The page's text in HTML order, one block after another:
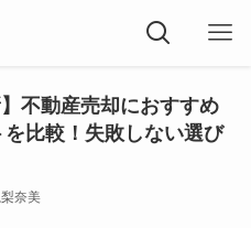
】不動産売却におすすめ
比較！失敗しない選び
奈美